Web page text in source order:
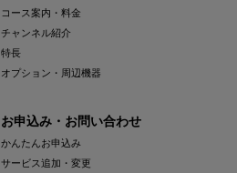
コース案内・料金
チャンネル紹介
特長
オプション・周辺機器
お申込み・お問い合わせ
かんたんお申込み
サービス追加・変更